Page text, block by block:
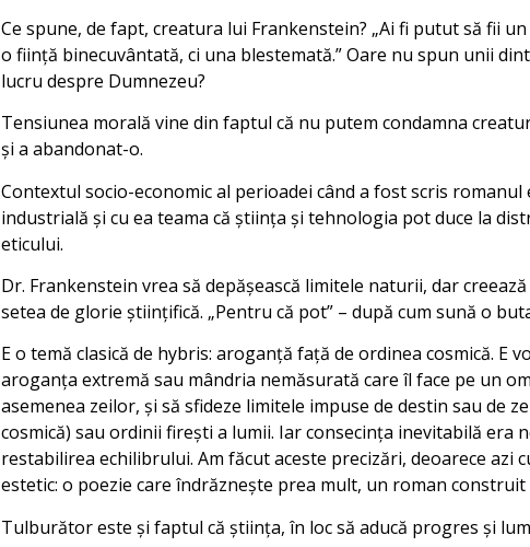
Ce spune, de fapt, creatura lui Frankenstein? „Ai fi putut să fii
o fiinţă binecuvântată, ci una blestemată.” Oare nu spun unii
lucru despre Dumnezeu?
Tensiunea morală vine din faptul că nu putem condamna
şi a abandonat-o.
Contextul socio-economic al perioadei când a fost scris
industrială şi cu ea teama că ştiinţa şi tehnologia pot duce la
eticului.
Dr. Frankenstein vrea să depăşească limitele naturii, dar
setea de glorie ştiinţifică. „Pentru că pot” – după cum sună o
E o temă clasică de hybris: aroganţă faţă de ordinea cosmică. E
aroganţa extremă sau mândria nemăsurată care îl face pe un
asemenea zeilor, şi să sfideze limitele impuse de destin sau de
cosmică) sau ordinii fireşti a lumii. Iar consecinţa inevitabilă era
restabilirea echilibrului. Am făcut aceste precizări, deoarece azi
estetic: o poezie care îndrăzneşte prea mult, un roman
Tulburător este şi faptul că ştiinţa, în loc să aducă progres şi